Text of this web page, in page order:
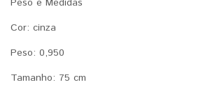
Cor: cinza
Peso: 0,950
Tamanho: 75 cm